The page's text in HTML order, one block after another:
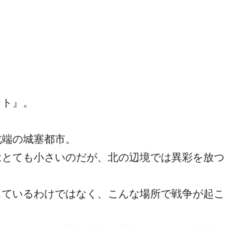
』。
の城塞都市。
ても小さいのだが、北の辺境では異彩を放つ
いるわけではなく、こんな場所で戦争が起こ